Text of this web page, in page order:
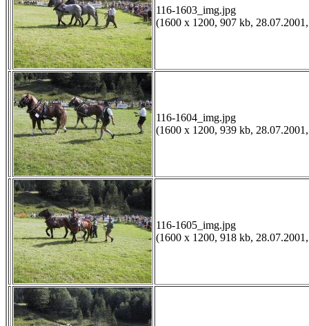
116-1603_img.jpg
(1600 x 1200, 907 kb,
116-1604_img.jpg
(1600 x 1200, 939 kb,
116-1605_img.jpg
(1600 x 1200, 918 kb,